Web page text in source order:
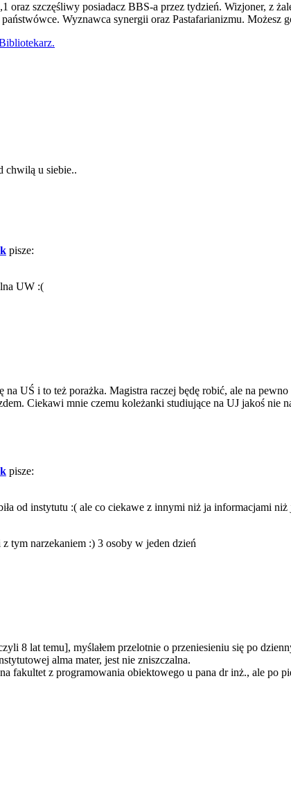
szczęśliwy posiadacz BBS-a przez tydzień. Wizjoner, z
Wyznawca synergii oraz Pastafarianizmu. Możesz
chwilą u siebie..
pisze:
UW :(
UŚ i to też porażka. Magistra raczej będę robić, ale na
Ciekawi mnie czemu koleżanki studiujące na UJ jakoś nie
pisze:
od instytutu :( ale co ciekawe z innymi niż ja informacjami niż
tym narzekaniem :) 3 osoby w jeden dzień
8 lat temu], myślałem przelotnie o przeniesieniu się po
alma mater, jest nie zniszczalna.
fakultet z programowania obiektowego u pana dr inż., ale po